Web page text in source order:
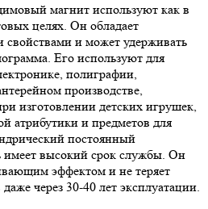
магнит используют как в
целях. Он обладает
и может удерживать
Его используют для
полиграфии,
производстве,
изготовлении детских игрушек,
атрибутики и предметов для
постоянный
высокий срок службы. Он
эффектом и не теряет
через 30-40 лет эксплуатации.